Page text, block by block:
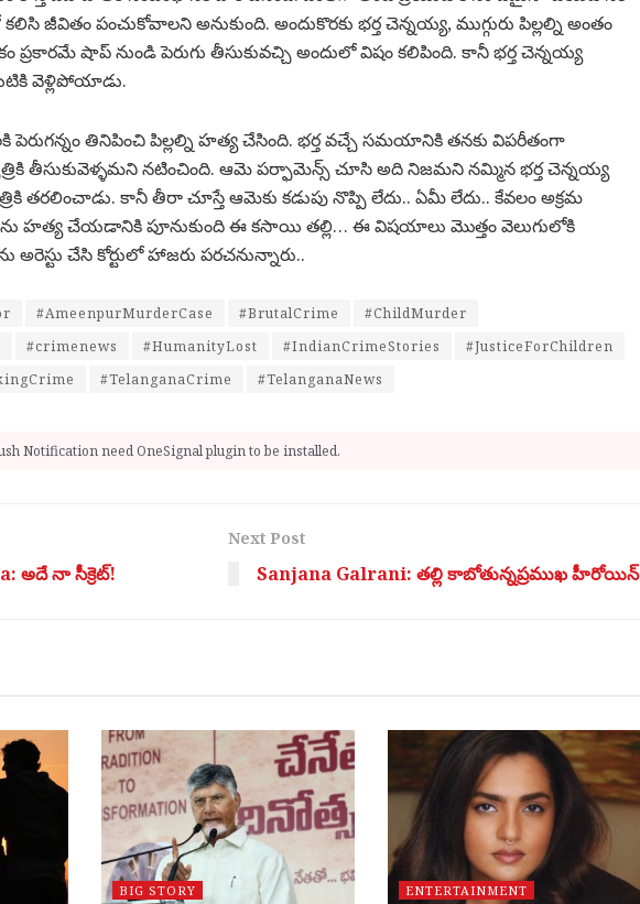
జీవితం పంచుకోవాలని అనుకుంది. అందుకొరకు భర్త చెన్నయ్య, ముగ్గురు పిల్లల్ని అంతం
షాప్ నుండి పెరుగు తీసుకువచ్చి అందులో విషం కలిపింది. కానీ భర్త చెన్నయ్య
వెళ్లిపోయాడు.
పెరుగన్నం తినిపించి పిల్లల్ని హత్య చేసింది. భర్త వచ్చే సమయానికి తనకు విపరీతంగా
తీసుకువెళ్ళమని నటించింది. ఆమె పర్ఫామెన్స్ చూసి అది నిజమని నమ్మిన భర్త చెన్నయ్య
తరలించాడు. కానీ తీరా చూస్తే ఆమెకు కడుపు నొప్పి లేదు.. ఏమీ లేదు‌.. కేవలం అక్రమ
హత్య చేయడానికి పూనుకుంది ఈ కసాయి తల్లి… ఈ విషయాలు మొత్తం వెలుగులోకి
చేసి కోర్టులో హాజరు పరచనున్నారు..
#AmeenpurMurderCase #BrutalCrime
#ChildMurder
#crimenews #HumanityLost #IndianCrimeStories
#JusticeForChildren
#TelanganaCrime #TelanganaNews
Notification need OneSignal plugin to be installed.
అదే నా సీక్రెట్!
Next Post
Sanjana Galrani: తల్లి కాబోతున్నప్రముఖ హీరోయిన్
BIG STORY ENTERTAINMENT